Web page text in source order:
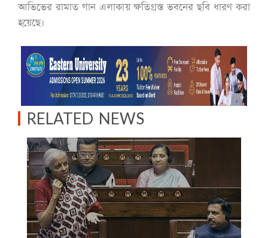
আভিভের রামাত গান এলাকায় ক্ষতিগ্রস্ত ভবনের ছবি ধারণ করা
হয়েছে।
RELATED NEWS